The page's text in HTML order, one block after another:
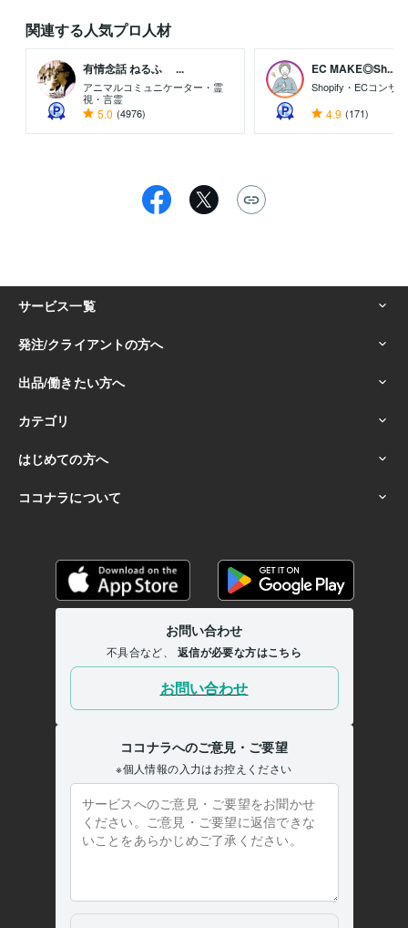
関連する人気プロ人材
有情念話 ねるふ ...
アニマルコミュニケーター・霊
視・言霊
5.0 (4976)
EC MAKE◎Sh...
Shopify・ECコンサ
4.9 (171)